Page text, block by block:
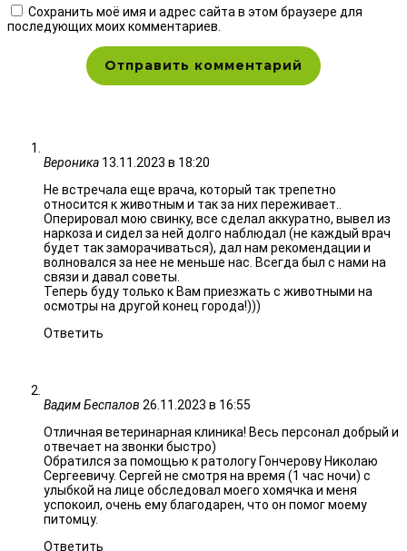
Сохранить моё имя и адрес сайта в этом браузере для
последующих моих комментариев.
Вероника 13.11.2023 в 18:20
Не встречала еще врача, который так трепетно
относится к животным и так за них переживает..
Оперировал мою свинку, все сделал аккуратно, вывел из
наркоза и сидел за ней долго наблюдал (не каждый врач
будет так заморачиваться), дал нам рекомендации и
волновался за нее не меньше нас. Всегда был с нами на
связи и давал советы.
Теперь буду только к Вам приезжать с животными на
осмотры на другой конец города!)))
Ответить
Вадим Беспалов 26.11.2023 в 16:55
Отличная ветеринарная клиника! Весь персонал добрый и
отвечает на звонки быстро)
Обратился за помощью к ратологу Гончерову Николаю
Сергеевичу. Сергей не смотря на время (1 час ночи) с
улыбкой на лице обследовал моего хомячка и меня
успокоил, очень ему благодарен, что он помог моему
питомцу.
Ответить